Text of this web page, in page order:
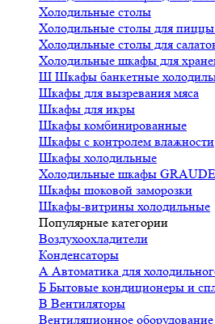
Холодильные столы
Холодильные столы для пиццы
Холодильные столы для
Холодильные шкафы для
Ш Шкафы банкетные
Шкафы для вызревания мяса
Шкафы для икры
Шкафы комбинированные
Шкафы с контролем влажности
Шкафы холодильные
Холодильные шкафы GRAUDE
Шкафы шоковой заморозки
Шкафы-витрины холодильные
Популярные категории
Воздухоохладители
Конденсаторы
А Автоматика для
Б Бытовые кондиционеры и
В Вентиляторы
Вентиляционное оборудование